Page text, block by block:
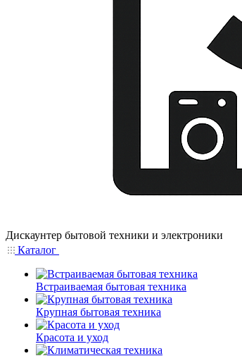
Дискаунтер бытовой техники и электроники
Каталог
Встраиваемая бытовая техника
Крупная бытовая техника
Красота и уход